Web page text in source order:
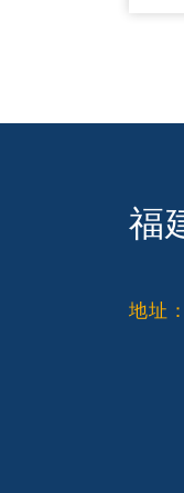
福
地址：